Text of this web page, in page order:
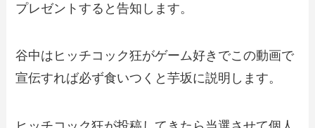
プレゼントすると告知します。
谷中はヒッチコック狂がゲーム好きでこの動画で
宣伝すれば必ず食いつくと芋坂に説明します。